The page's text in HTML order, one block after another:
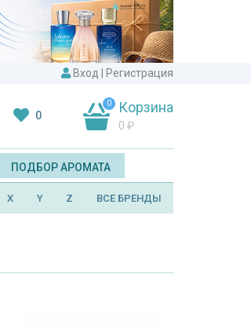
Вход Регистрация
0
0 Корзина
0 ₽
ПОДБОР АРОМАТА
X Y Z ВСЕ БРЕНДЫ